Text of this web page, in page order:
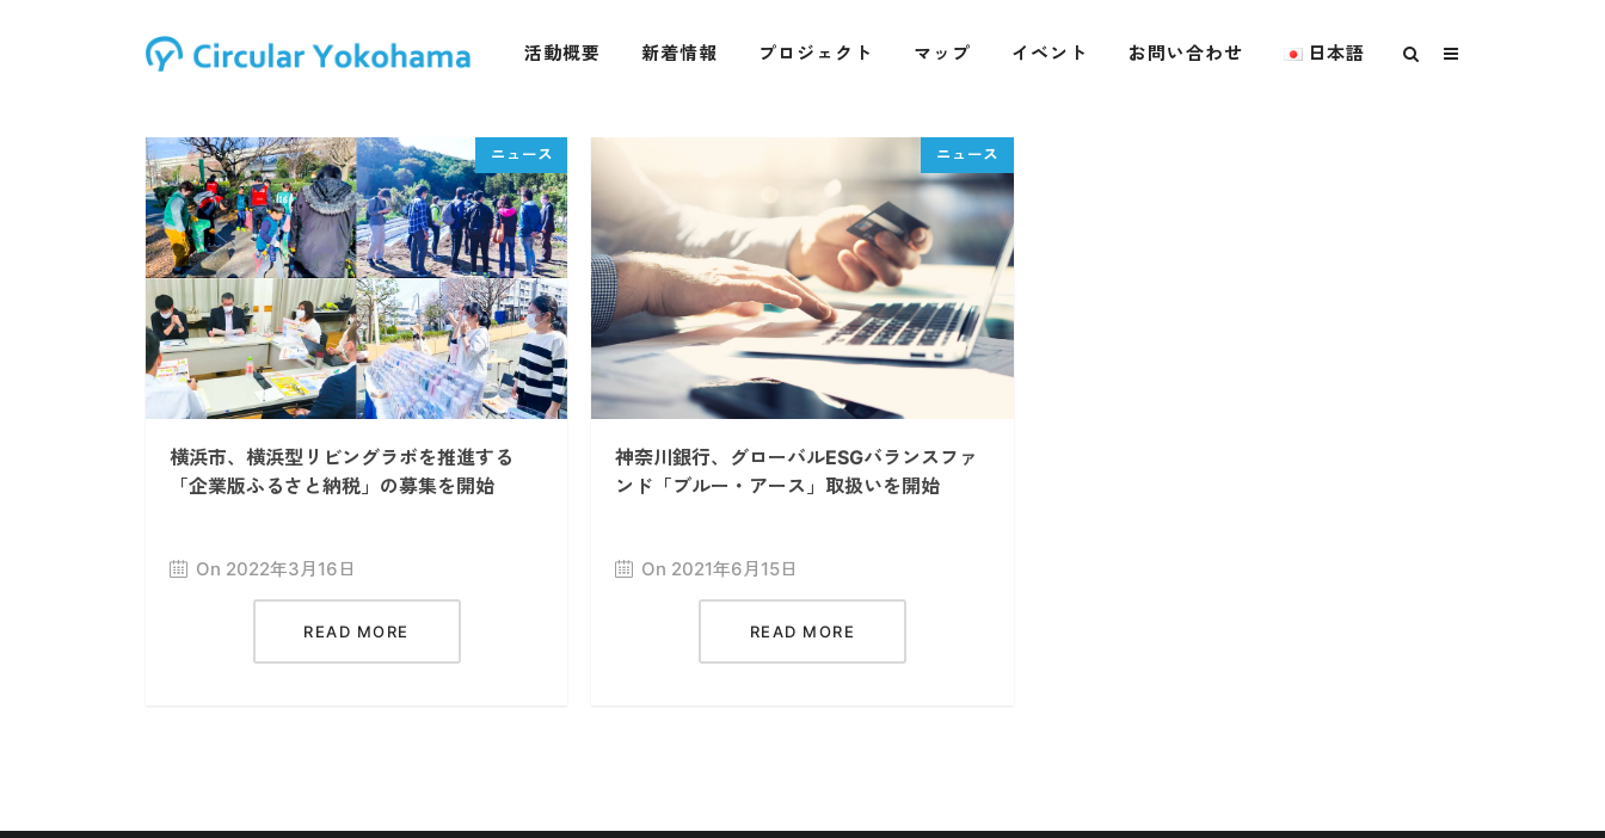
活動概要 新着情報 プロジェクト マップ イベント お問い合わせ 日本語
横浜市、横浜型リビングラボを推進する
「企業版ふるさと納税」の募集を開始
On 2022年3月16日
READ MORE
神奈川銀行、グローバルESGバランスファ
ンド「ブルー・アース」取扱いを開始
On 2021年6月15日
READ MORE